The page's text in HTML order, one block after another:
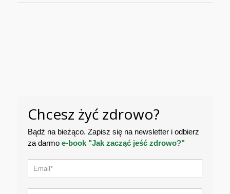
Chcesz żyć zdrowo?
Bądź na bieżąco. Zapisz się na newsletter i odbierz
za darmo e-book "Jak zacząć jeść zdrowo?"